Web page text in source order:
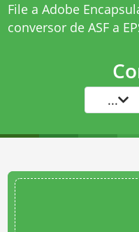
File a Adobe
conversor de ASF a
...